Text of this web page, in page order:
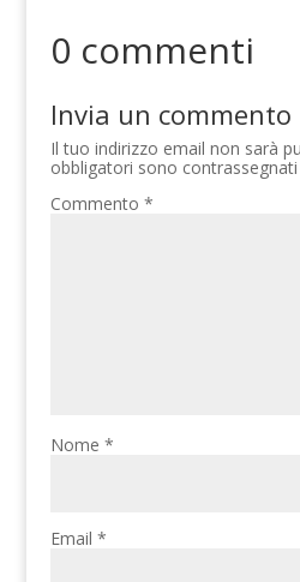
0 commenti
Invia un commento
Il tuo indirizzo email non sarà
obbligatori sono
Commento*
Nome*
Email*